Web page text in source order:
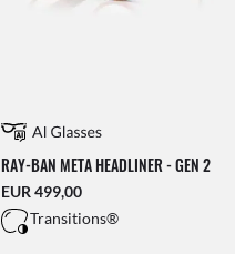
RAY-BAN META HEADLINER - GEN 2
EUR 499,00
Transitions®